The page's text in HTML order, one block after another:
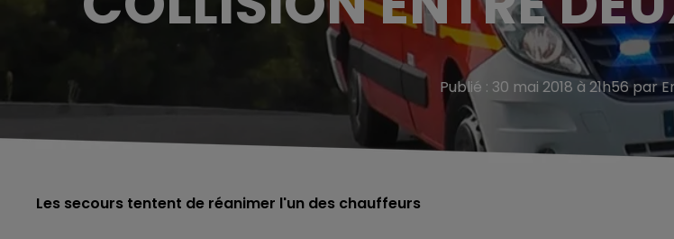
Publié : 30 mai 2018 à 21h56 par
Les secours tentent de réanimer l'un des chauffeurs